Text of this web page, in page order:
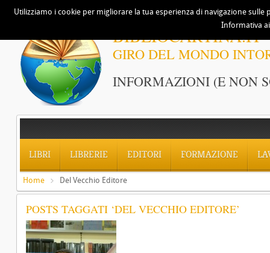
BIBLIOCARTINA.IT
GIRO DEL MONDO
INFORMAZIONI (E NON
LIBRI LIBRERIE EDITORI FORMAZIONE
Home Del Vecchio Editore
POSTS TAGGATI ‘DEL VECCHIO EDITORE’
Utilizziamo i cookie per migliorare la tua esperienza di navigazione
Informativa ai